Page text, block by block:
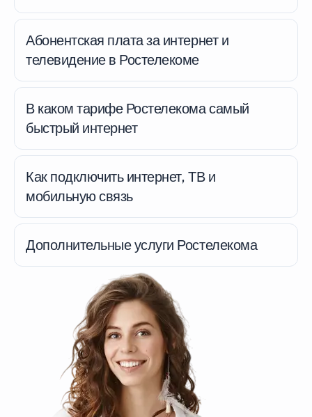
Абонентская плата за интернет и
телевидение в Ростелекоме
В каком тарифе Ростелекома самый
быстрый интернет
Как подключить интернет, ТВ и
мобильную связь
Дополнительные услуги Ростелекома